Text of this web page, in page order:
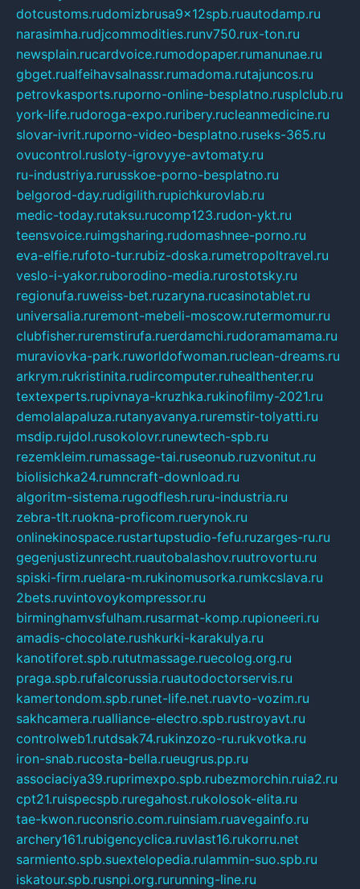
dotcustoms.rudomizbrusa9x12spb.ruautodamp.ru
narasimha.rudjcommodities.runv750.rux-ton.ru
newsplain.rucardvoice.rumodopaper.rumanunae.ru
gbget.rualfeihavsalnassr.rumadoma.rutajuncos.ru
petrovkasports.ruporno-online-besplatno.rusplclub.ru
york-life.rudoroga-expo.ruribery.rucleanmedicine.ru
slovar-ivrit.ruporno-video-besplatno.ruseks-365.ru
ovucontrol.rusloty-igrovyye-avtomaty.ru
ru-industriya.rurusskoe-porno-besplatno.ru
belgorod-day.rudigilith.rupichkurovlab.ru
medic-today.rutaksu.rucomp123.rudon-ykt.ru
teensvoice.ruimgsharing.rudomashnee-porno.ru
eva-elfie.rufoto-tur.rubiz-doska.rumetropoltravel.ru
veslo-i-yakor.ruborodino-media.rurostotsky.ru
regionufa.ruweiss-bet.ruzaryna.rucasinotablet.ru
universalia.ruremont-mebeli-moscow.rutermomur.ru
clubfisher.ruremstirufa.ruerdamchi.rudoramamama.ru
muraviovka-park.ruworldofwoman.ruclean-dreams.ru
arkrym.rukristinita.rudircomputer.ruhealthenter.ru
textexperts.rupivnaya-kruzhka.rukinofilmy-2021.ru
demolalapaluza.rutanyavanya.ruremstir-tolyatti.ru
msdip.rujdol.rusokolovr.runewtech-spb.ru
rezemkleim.rumassage-tai.ruseonub.ruzvonitut.ru
biolisichka24.rumncraft-download.ru
algoritm-sistema.rugodflesh.ruru-industria.ru
zebra-tlt.ruokna-proficom.ruerynok.ru
onlinekinospace.rustartupstudio-fefu.ruzarges-ru.ru
gegenjustizunrecht.ruautobalashov.ruutrovortu.ru
spiski-firm.ruelara-m.rukinomusorka.rumkcslava.ru
2bets.ruvintovoykompressor.ru
birminghamvsfulham.rusarmat-komp.rupioneeri.ru
amadis-chocolate.rushkurki-karakulya.ru
kanotiforet.spb.rututmassage.ruecolog.org.ru
praga.spb.rufalcorussia.ruautodoctorservis.ru
kamertondom.spb.runet-life.net.ruavto-vozim.ru
sakhcamera.rualliance-electro.spb.rustroyavt.ru
controlweb1.rutdsak74.rukinzozo-ru.rukvotka.ru
iron-snab.rucosta-bella.rueugrus.pp.ru
associaciya39.ruprimexpo.spb.rubezmorchin.ruia2.ru
cpt21.ruispecspb.ruregahost.rukolosok-elita.ru
tae-kwon.ruconsrio.com.ruinsiam.ruavegainfo.ru
archery161.rubigencyclica.ruvlast16.rukorru.net
sarmiento.spb.suextelopedia.rulammin-suo.spb.ru
iskatour.spb.rusnpi.org.rurunning-line.ru